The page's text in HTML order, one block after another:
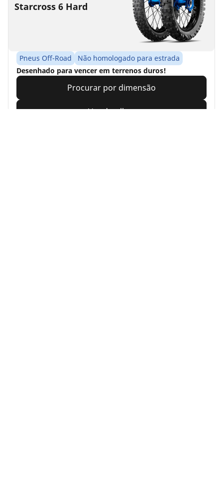
Starcross 6 Hard
Pneus Off-Road
Não homologado para estrada
Desenhado para vencer em terrenos duros!
Procurar por dimensão
Ver detalhes